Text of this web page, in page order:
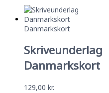
Danmarkskort
Skriveunderlag
Danmarkskort
129,00 kr.